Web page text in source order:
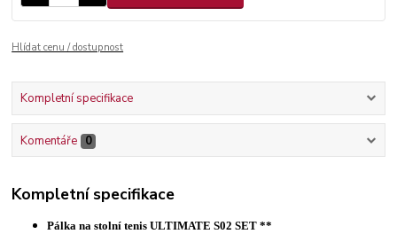
Hlídat cenu / dostupnost
Kompletní specifikace
Komentáře 0
Kompletní specifikace
Pálka na stolní tenis ULTIMATE S02 SET **